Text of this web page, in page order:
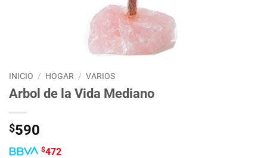
INICIO / HOGAR / VARIOS
Arbol de la Vida Mediano
$590
$472